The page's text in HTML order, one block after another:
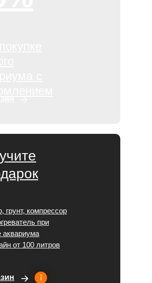
грунт, компрессор
при
аквариума
от 100 литров